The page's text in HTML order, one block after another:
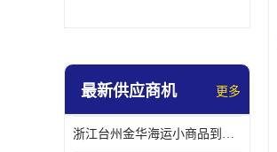
最新供应商机 更多
浙江台州金华海运小商品到菲律宾马尼拉怎样收费